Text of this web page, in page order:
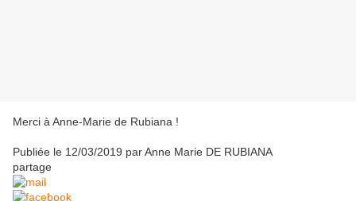
Merci à Anne-Marie de Rubiana !
Publiée le 12/03/2019 par Anne Marie DE RUBIANA
partage